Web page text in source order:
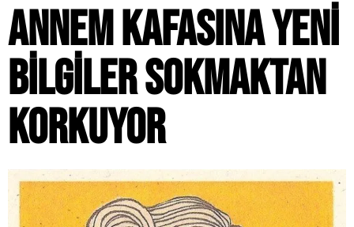
ANNEM KAFASINA YENI
BILGILER SOKMAKTAN
KORKUYOR